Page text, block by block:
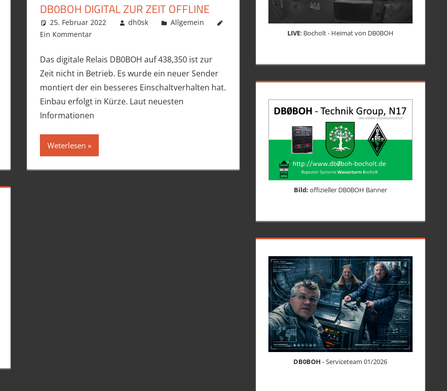
DB0BOH DIGITAL ZUR ZEIT OFFLINE
25. Februar 2022 dh0sk
Allgemein
Ein Kommentar
Das digitale Relais DB0BOH auf 438,350 ist zur
Zeit nicht in Betrieb. Es wurde ein neuer Sender
montiert der ein besseres Einschaltverhalten hat.
Einbau erfolgt in Kürze. Laut neuesten
Informationen
Weterlesen
LIVE: Bocholt - Heimat von DB0BOH
Bild: offizieller DB0BOH Banner
DB0BOH - Serviceteam 01/2026